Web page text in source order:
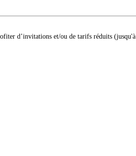
d’invitations et/ou de tarifs réduits (jusqu'à